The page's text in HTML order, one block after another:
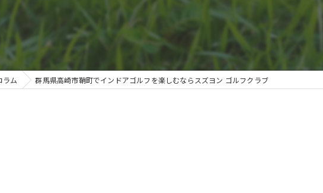
ウテミルスクール高崎店 料金表
サポート店舗 料金表
シミュレーションゴルフ Caddy 料金表
よくある質問
試打会開催受付
ラム 群馬県高崎市鞘町でインドアゴルフを楽しむならスズヨン ゴルフクラブ